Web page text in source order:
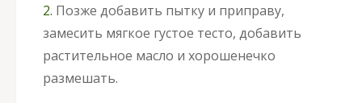
2. Позже добавить пытку и приправу,
замесить мягкое густое тесто, добавить
растительное масло и хорошенечко
размешать.